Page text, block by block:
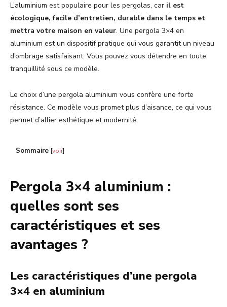
L’aluminium est populaire pour les pergolas, car il est
écologique, facile d’entretien, durable dans le temps et
mettra votre maison en valeur. Une pergola 3×4 en
aluminium est un dispositif pratique qui vous garantit un niveau
d’ombrage satisfaisant. Vous pouvez vous détendre en toute
tranquillité sous ce modèle.
Le choix d’une pergola aluminium vous confère une forte
résistance. Ce modèle vous promet plus d’aisance, ce qui vous
permet d’allier esthétique et modernité.
Sommaire [voir]
Pergola 3×4 aluminium :
quelles sont ses
caractéristiques et ses
avantages ?
Les caractéristiques d’une pergola
3×4 en aluminium